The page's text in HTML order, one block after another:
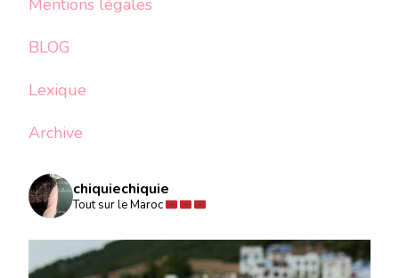
Mentions légales
BLOG
Lexique
Archive
chiquiechiquie
Tout sur le Maroc